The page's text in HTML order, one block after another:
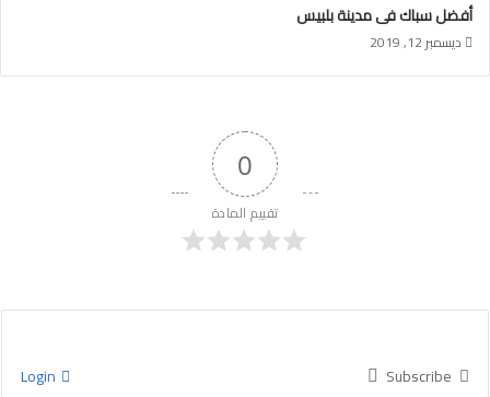
أفضل سباك فى مدينة بلبيس
ديسمبر 12, 2019
0
تقييم المادة
Subscribe